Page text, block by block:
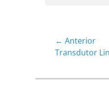
de
Post
← Anterior
Post
Transdutor